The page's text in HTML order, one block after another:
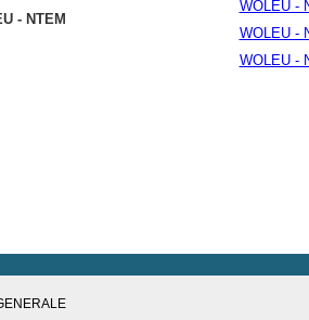
- NTEM
WOLEU -
WOLEU -
WOLEU -